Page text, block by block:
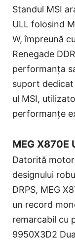
Standul MSI
ULL folosind
W, împreună
Renegade
performanța
suport
ul MSI,
performanțe
MEG X870E
Datorită
designului
DRPS, MEG
un record
remarcabil cu
9950X3D2